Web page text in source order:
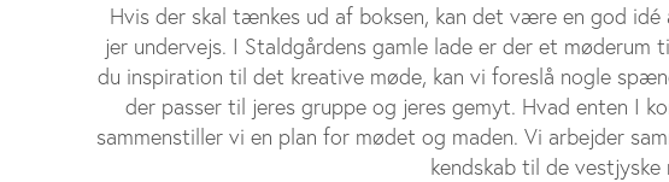
Hvis der skal tænkes ud af boksen, kan det være en god
jer undervejs. I Staldgårdens gamle lade er der et
du inspiration til det kreative møde, kan vi foreslå nogle
der passer til jeres gruppe og jeres gemyt. Hvad enten I
sammenstiller vi en plan for mødet og maden. Vi arbejder
kendskab til de